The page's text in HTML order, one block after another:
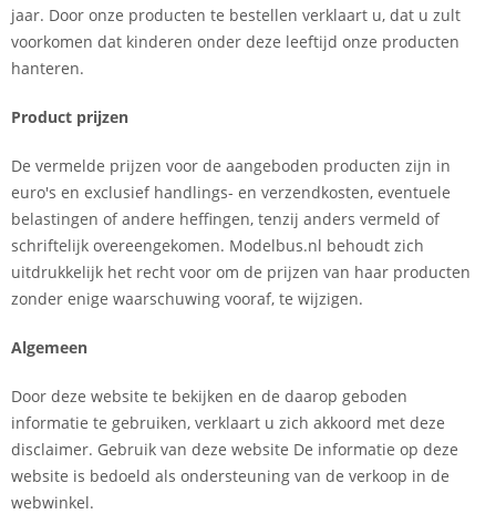
jaar. Door onze producten te bestellen verklaart u, dat u zult
voorkomen dat kinderen onder deze leeftijd onze producten
hanteren.
Product prijzen
De vermelde prijzen voor de aangeboden producten zijn in
euro's en exclusief handlings- en verzendkosten, eventuele
belastingen of andere heffingen, tenzij anders vermeld of
schriftelijk overeengekomen. Modelbus.nl behoudt zich
uitdrukkelijk het recht voor om de prijzen van haar producten
zonder enige waarschuwing vooraf, te wijzigen.
Algemeen
Door deze website te bekijken en de daarop geboden
informatie te gebruiken, verklaart u zich akkoord met deze
disclaimer. Gebruik van deze website De informatie op deze
website is bedoeld als ondersteuning van de verkoop in de
webwinkel.